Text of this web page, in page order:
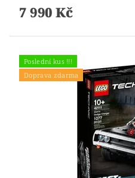
7 990 Kč
Poslední kus !!!
Doprava zdarma